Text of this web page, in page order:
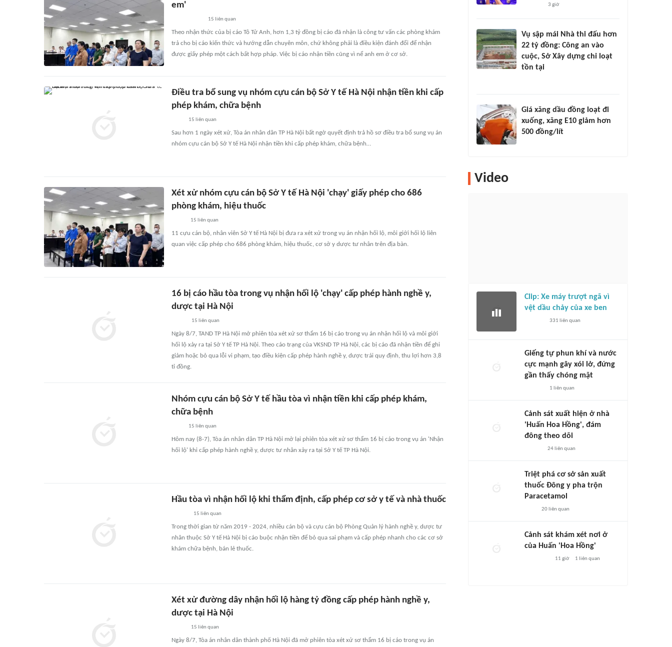
em'
15 liên quan
Theo nhận thức của bị cáo Tô Tử Anh, hơn 1,3 tỷ đồng bị cáo đã nhận là công tư vấn các phòng khám
trả cho bị cáo kiến thức và hướng dẫn chuyên môn, chứ không phải là điều kiện đánh đổi để nhận
được giấy phép một cách bất hợp pháp. Việc bị cáo nhận tiền cũng vì nể anh em ở cơ sở.
Điều tra bổ sung vụ nhóm cựu cán bộ Sở Y tế Hà Nội nhận tiền khi cấp
phép khám, chữa bệnh
15 liên quan
Sau hơn 1 ngày xét xử, Tòa án nhân dân TP Hà Nội bất ngờ quyết định trả hồ sơ điều tra bổ sung vụ án
nhóm cựu cán bộ Sở Y tế Hà Nội nhận tiền khi cấp phép khám, chữa bệnh…
Xét xử nhóm cựu cán bộ Sở Y tế Hà Nội 'chạy' giấy phép cho 686
phòng khám, hiệu thuốc
15 liên quan
11 cựu cán bộ, nhân viên Sở Y tế Hà Nội bị đưa ra xét xử trong vụ án nhận hối lộ, môi giới hối lộ liên
quan việc cấp phép cho 686 phòng khám, hiệu thuốc, cơ sở y dược tư nhân trên địa bàn.
16 bị cáo hầu tòa trong vụ nhận hối lộ 'chạy' cấp phép hành nghề y,
dược tại Hà Nội
15 liên quan
Ngày 8/7, TAND TP Hà Nội mở phiên tòa xét xử sơ thẩm 16 bị cáo trong vụ án nhận hối lộ và môi giới
hối lộ xảy ra tại Sở Y tế TP Hà Nội. Theo cáo trạng của VKSND TP Hà Nội, các bị cáo đã nhận tiền để ghi
giảm hoặc bỏ qua lỗi vi phạm, tạo điều kiện cấp phép hành nghề y, dược trái quy định, thu lợi hơn 3,8
tỉ đồng.
Nhóm cựu cán bộ Sở Y tế hầu tòa vì nhận tiền khi cấp phép khám,
chữa bệnh
15 liên quan
Hôm nay (8-7), Tòa án nhân dân TP Hà Nội mở lại phiên tòa xét xử sơ thẩm 16 bị cáo trong vụ án 'Nhận
hối lộ' khi cấp phép hành nghề y, dược tư nhân xảy ra tại Sở Y tế TP Hà Nội.
Hầu tòa vì nhận hối lộ khi thẩm định, cấp phép cơ sở y tế và nhà thuốc
15 liên quan
Trong thời gian từ năm 2019 - 2024, nhiều cán bộ và cựu cán bộ Phòng Quản lý hành nghề y, dược tư
nhân thuộc Sở Y tế Hà Nội bị cáo buộc nhận tiền để bỏ qua sai phạm và cấp phép nhanh cho các cơ sở
khám chữa bệnh, bán lẻ thuốc.
Xét xử đường dây nhận hối lộ hàng tỷ đồng cấp phép hành nghề y,
dược tại Hà Nội
15 liên quan
Ngày 8/7, Tòa án nhân dân thành phố Hà Nội đã mở phiên tòa xét xử sơ thẩm 16 bị cáo trong vụ án
3 giờ
Vụ sập mái Nhà thi đấu hơn
22 tỷ đồng: Công an vào
cuộc, Sở Xây dựng chỉ loạt
tồn tại
Giá xăng dầu đồng loạt đi
xuống, xăng E10 giảm hơn
500 đồng/lít
Video
Clip: Xe máy trượt ngã vì
vệt dầu chảy của xe ben
331 liên quan
Giếng tự phun khí và nước
cực mạnh gây xói lở, đứng
gần thấy chóng mặt
1 liên quan
Cảnh sát xuất hiện ở nhà
'Huấn Hoa Hồng', đám
đông theo dõi
24liên quan
Triệt phá cơ sở sản xuất
thuốc Đông y pha trộn
Paracetamol
20liên quan
Cảnh sát khám xét nơi ở
của Huấn 'Hoa Hồng'
11 giờ 1 liên quan